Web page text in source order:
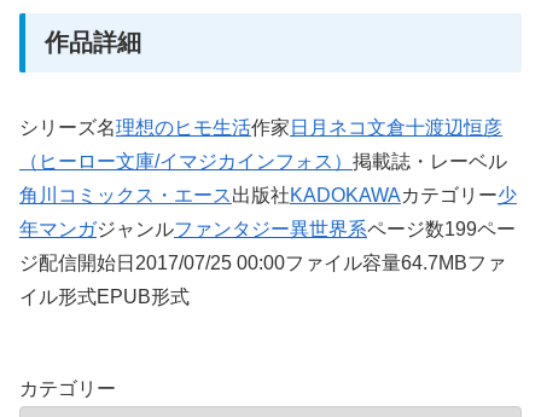
作品詳細
シリーズ名理想のヒモ生活作家 日月ネコ文倉十渡辺恒彦
（ヒーロー文庫/イマジカインフォス） 掲載誌・レーベル
角川コミックス・エース出版社KADOKAWAカテゴリー少
年マンガジャンルファンタジー異世界系ページ数199ペー
ジ配信開始日2017/07/25 00:00ファイル容量64.7MBファ
イル形式EPUB形式
カテゴリー